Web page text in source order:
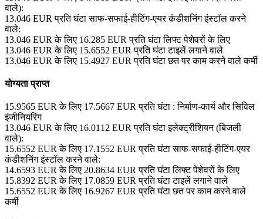
वाले):
13.046 EURप्रति घंटासाफ-सफाई-हीटिंग-एयर कंडीशनिंग इंस्टॉल करने
वाले:
13.046 EURके लिए 16.285 EURप्रति घंटालिफ्ट पेशेवरों के लिए
13.046 EURके लिए 15.6552 EURप्रति घंटाटाइलें लगाने वाले
13.046 EURके लिए 15.4927 EURप्रति घंटाछत पर काम करने वाले कर्मी
योग्यता प्राप्त
15.9565 EURके लिए 17.5667 EURप्रति घंटा : निर्माण-कार्य और सिविल
इंजीनियरिंग
13.046 EURके लिए 16.0112 EURप्रति घंटाइलेक्ट्रीशियन (बिजली
वाले):
15.6552 EURके लिए 17.1552 EURप्रति घंटासाफ-सफाई-हीटिंग-एयर
कंडीशनिंग इंस्टॉल करने वाले:
14.6593 EURके लिए 20.8634 EURप्रति घंटालिफ्ट पेशेवरों के लिए
15.8392 EURके लिए 17.0859 EURप्रति घंटाटाइलें लगाने वाले
15.6552 EURके लिए 16.9267 EURप्रति घंटाछत पर काम करने वाले
कर्मी